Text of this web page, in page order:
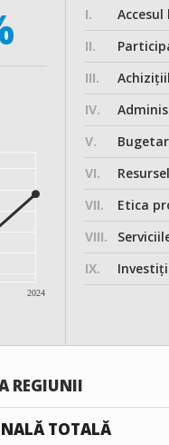
2024
I.
II.
III.
IV.
V.
VI.
VII.
Etica
VIII.
IX.
Investițiile,
REGIUNII
TOTALĂ